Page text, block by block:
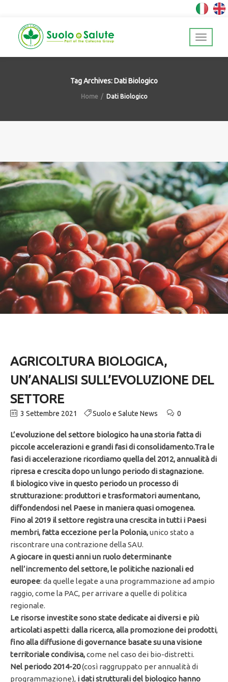
Tag Archives: Dati Biologico
Home Dati Biologico
AGRICOLTURA BIOLOGICA,
UN’ANALISI SULL’EVOLUZIONE DEL
SETTORE
3 Settembre 2021 Suolo e Salute News 0
L’evoluzione del settore biologico ha una storia fatta di
piccole accelerazioni e grandi fasi di consolidamento.Tra le
fasi di accelerazione ricordiamo quella del 2012, annualità di
ripresa e crescita dopo un lungo periodo di stagnazione.
Il biologico vive in questo periodo un processo di
strutturazione: produttori e trasformatori aumentano,
diffondendosi nel Paese in maniera quasi omogenea.
Fino al 2019 il settore registra una crescita in tutti i Paesi
membri, fatta eccezione per la Polonia,unico stato a
riscontrare una contrazione della SAU.
A giocare in questi anni un ruolo determinante
nell’incremento del settore, le politiche nazionali ed
europee: da quelle legate a una programmazione ad ampio
raggio, come la PAC, per arrivare a quelle di politica
regionale.
Le risorse investite sono state dedicate ai diversi e più
articolati aspetti: dalla ricerca, alla promozione dei prodotti,
fino alla diffusione di governance basate su una visione
territoriale condivisa,come nel caso dei bio-distretti.
Nel periodo 2014-20(così raggruppato per annualità di
programmazione), i dati strutturali del biologico hanno